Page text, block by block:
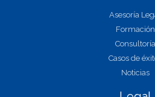
Asesoría
Formación
Consultoría
Casos de
Noticias